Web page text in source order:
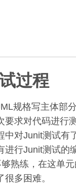
过程
规格写主体部
要求对代码进行
中对Junit测试有
进行Junit测试的
熟练，在这单
多困难。